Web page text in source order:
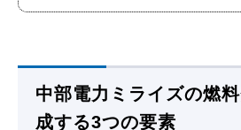
中部電力ミライズの燃
成する3つの要素